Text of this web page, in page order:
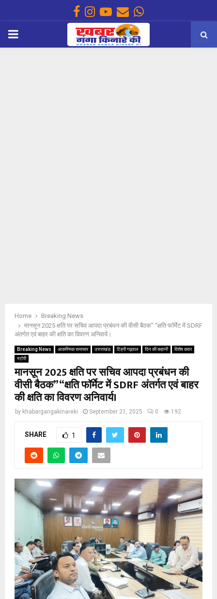
Facebook
Instagram
Youtube
EmailWhatsapp
PRIMARY
Home
Breaking News
मानसून 2025 क्षति पर सचिव आपदा प्रबंधन की वीसी बैठक” “क्षति फॉर्मेट में SDRF
अंतर्गत एवं बाहर की क्षति का विवरण अनिवार्य।
Breaking News आकस्मिक समाचार उत्तराखंड टिहरी गढ़वाल दिन की कहानी
विशेष कवर
स्टोरी
मानसून 2025 क्षति पर सचिव आपदा प्रबंधन की
वीसी बैठक” “क्षति फॉर्मेट में SDRF अंतर्गत एवं बाहर
की क्षति का विवरण अनिवार्य।
by khabargangakinareki September 21, 2025 0 192
SHARE 1